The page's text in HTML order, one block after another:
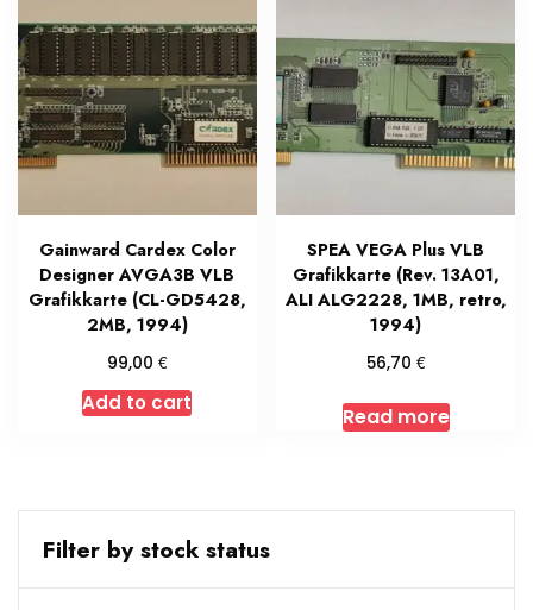
Gainward Cardex Color
Designer AVGA3B VLB
Grafikkarte (CL-GD5428,
2MB, 1994)
99,00 €
Add to cart
SPEA VEGA Plus VLB
Grafikkarte (Rev. 13A01,
ALI ALG2228, 1MB, retro,
1994)
56,70 €
Read more
Filter by stock status